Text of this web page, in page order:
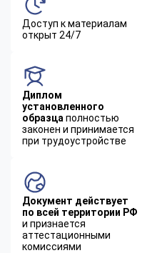
Доступ к материалам
открыт 24/7
Диплом
установленного
образца полностью
законен и принимается
при трудоустройстве
Документ действует
по всей территории РФ
и признается
аттестационными
комиссиями